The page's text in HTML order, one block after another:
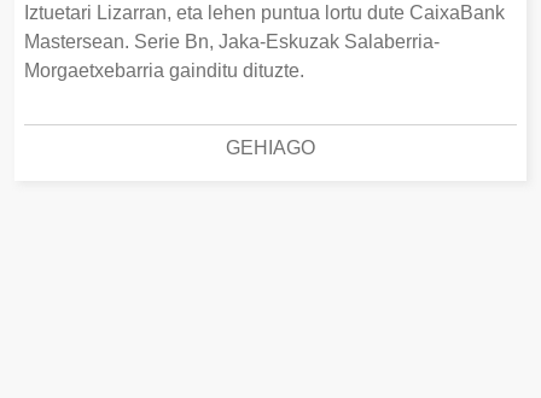
Iztuetari Lizarran, eta lehen puntua lortu dute CaixaBank
Mastersean. Serie Bn, Jaka-Eskuzak Salaberria-
Morgaetxebarria gainditu dituzte.
GEHIAGO